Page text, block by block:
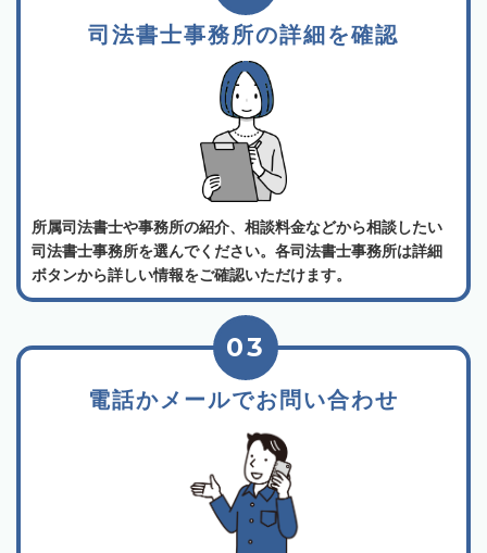
司法書士事務所の詳細を確認
所属司法書士や事務所の紹介、相談料金などから相談したい
司法書士事務所を選んでください。各司法書士事務所は詳細
ボタンから詳しい情報をご確認いただけます。
電話かメールでお問い合わせ
03